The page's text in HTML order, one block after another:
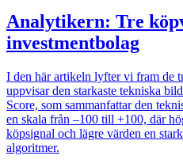
Analytikern: Tre
investmentbolag
I den här artikeln lyfter vi fram de
uppvisar den starkaste tekniska
Score, som sammanfattar den
en skala från –100 till +100, där
köpsignal och lägre värden en
algoritmer.